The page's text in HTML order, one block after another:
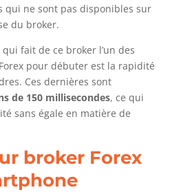
qui ne sont pas disponibles sur
du broker.
fait de ce broker l’un des
pour débuter est la rapidité
Ces dernières sont
de 150 millisecondes, ce qui
sans égale en matière de
broker Forex